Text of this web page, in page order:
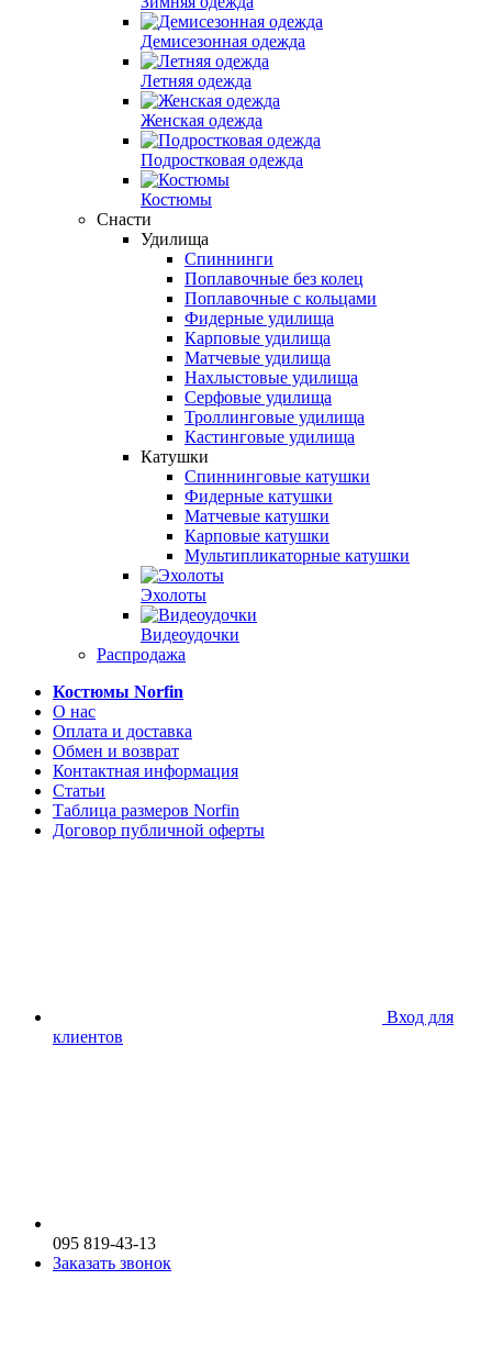
Демисезонная одежда
Летняя одежда
Женская одежда
Подростковая одежда
Костюмы
Снасти
Удилища
Спиннинги
Поплавочные без колец
Поплавочные с кольцами
Фидерные удилища
Карповые удилища
Матчевые удилища
Нахлыстовые удилища
Серфовые удилища
Троллинговые удилища
Кастинговые удилища
Катушки
Спиннинговые катушки
Фидерные катушки
Матчевые катушки
Карповые катушки
Мультипликаторные катушки
Эхолоты
Видеоудочки
Распродажа
Костюмы Norfin
О нас
Оплата и доставка
Обмен и возврат
Контактная информация
Статьи
Таблица размеров Norfin
Договор публичной оферты
Вход для
клиентов
095 819-43-13
Заказать звонок